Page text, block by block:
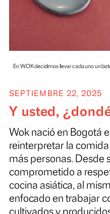
SEPTIEMBRE 22, 2025
Y usted,
Wok nació en
reinterpretar la
más personas. D
comprometido a